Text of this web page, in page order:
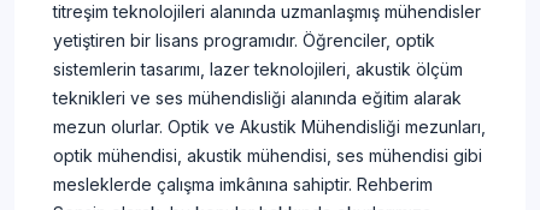
titreşim teknolojileri alanında uzmanlaşmış mühendisler
yetiştiren bir lisans programıdır. Öğrenciler, optik
sistemlerin tasarımı, lazer teknolojileri, akustik ölçüm
teknikleri ve ses mühendisliği alanında eğitim alarak
mezun olurlar. Optik ve Akustik Mühendisliği mezunları,
optik mühendisi, akustik mühendisi, ses mühendisi gibi
mesleklerde çalışma imkânına sahiptir. Rehberim